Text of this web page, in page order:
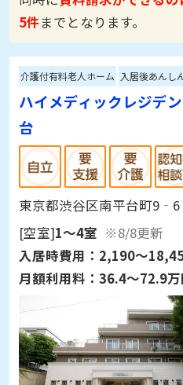
5件までとなります。
介護付有料老人ホーム 入居後あんし
ハイメディックレジデ
台
東京都渋谷区南平台町9‐6
[空室]1～4室 ※8/8更新
入居時費用： 2,190～
月額利用料： 36.4～72.9万